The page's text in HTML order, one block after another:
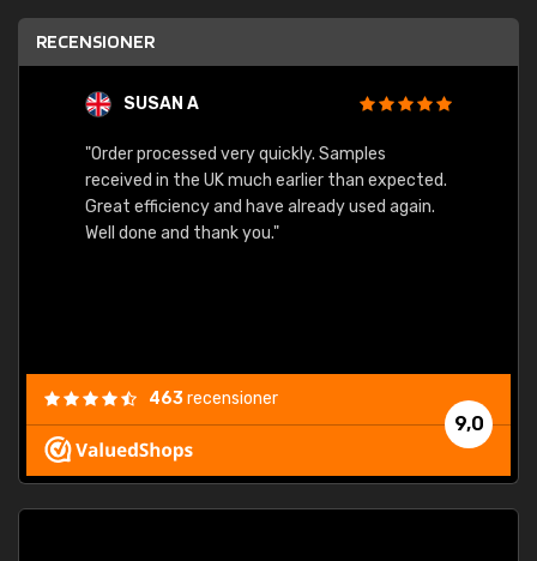
RECENSIONER
SUSAN A
"Order processed very quickly. Samples
received in the UK much earlier than expected.
Great efficiency and have already used again.
Well done and thank you."
9,0
463recensioner